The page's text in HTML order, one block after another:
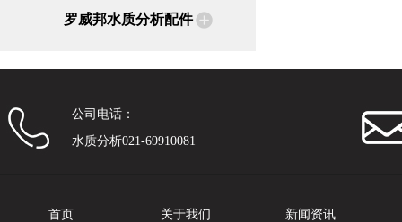
罗威邦水质分析配件
公司电话：
水质分析021-69910081
首页 关于我们 新闻资讯